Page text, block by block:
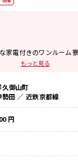
家電付きのワンルーム
支給！
方も安心です♪
の温度・湿度もキチンと
て働きやすい環境です。
や、
もお待ちしております！
心してスタートできま
もっと見る
御山町
勢田 ／ 近鉄京都線
円